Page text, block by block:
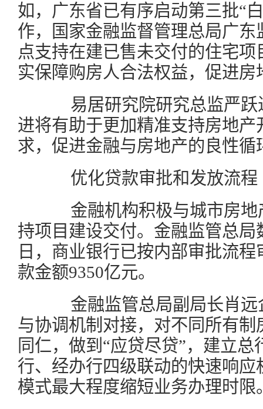
如，广东省已有序启动第三批“
作，国家金融监督管理总局广
点支持在建已售未交付的住宅
实保障购房人合法权益，促进
易居研究院研究总监严跃
进将有助于更加精准支持房地
求，促进金融与房地产的良性循
优化贷款审批和发放流程
金融机构积极与城市房地
持项目建设交付。金融监管总局
日，商业银行已按内部审批流
款金额9350亿元。
金融监管总局副局长肖远
与协调机制对接，对不同所有制
同仁，做到“应贷尽贷”，建立
行、经办行四级联动的快速响应
模式最大程度缩短业务办理时限